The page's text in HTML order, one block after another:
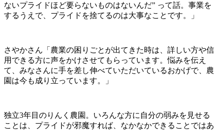
ないプライドほど要らないものはないんだ” って話。事業を
するうえで、プライドを捨てるのは大事なことです。」
さやかさん「農業の困りごとが出てきた時は、詳しい方や信
用できる方に声をかけさせてもらっています。悩みを伝え
て、みなさんに手を差し伸べていただいているおかげで、農
園は今も成り立っています。」
独立3年目のりんく農園。いろんな方に自分の弱みを見せる
ことは、プライドが邪魔すれば、なかなかできることではあ